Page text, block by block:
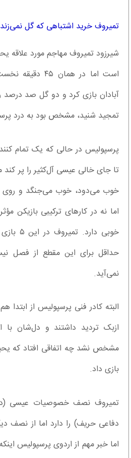
تمیروف خرید اشتباهی که گل نمی‌زند
است اما در همان
آبادان بازی کرد و دو گل صد درصد
تمجید شنید، مشخص بود به درد
تا جای خالی عیسی آل‌کثیر را پر
خوب می‌دود، خوب می‌جنگد و روی
اما نه در کارهای ترکیبی بازیکن
خوبی
حداقل برای این مقطع از فصل
نمی‌آید.
البته کادر فنی پرسپولیس از ابتدا
ازبک تردید داشتند و دل‌شان با
مشخص نشد چه اتفاقی افتاد که
بازی داد.
تمیروف نصف خصوصیات عیسی
دفاعی حریف) را دارد اما از نصف
اما خبر مهم از اردوی پرسپولیس